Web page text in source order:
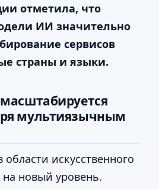
отметила, что
ИИ значительно
сервисов
страны и языки.
мультиязычным
искусственного
на новый уровень.